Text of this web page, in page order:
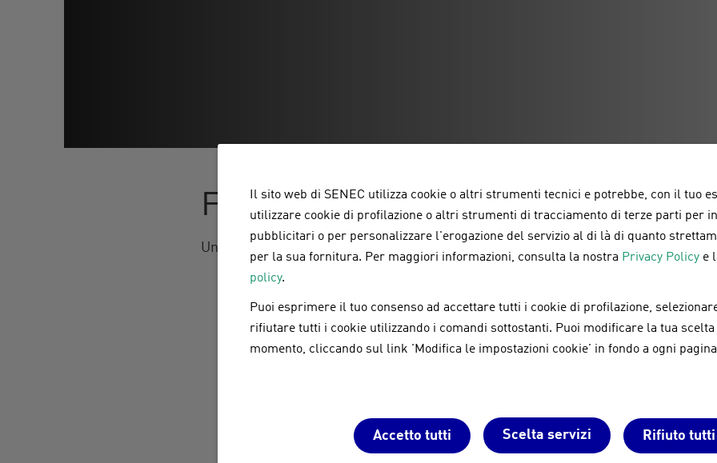
Il sito web di SENEC utilizza cookie o altri strumenti tecnici e potrebbe, con il tuo
utilizzare cookie di profilazione o altri strumenti di tracciamento di terze parti per
pubblicitari o per personalizzare l'erogazione del servizio al di là di quanto
per la sua fornitura. Per maggiori informazioni, consulta la nostra Privacy Policy e
policy.
Puoi esprimere il tuo consenso ad accettare tutti i cookie di profilazione,
rifiutare tutti i cookie utilizzando i comandi sottostanti. Puoi modificare la tua
momento, cliccando sul link 'Modifica le impostazioni cookie' in fondo a ogni
Scelta servizi Rifiuto tutti
Accetto tutti
Funzionamento inverter
Un inverter fotovoltaico svolge principalmente queste funzioni:
Converte la corrente continua in corrente alternata (DC in AC).
tetto dell’edificio catturano l’energia solare, generano corrente elettrica
La rete domestica però utilizza quella alternata (Alternating), per cui è
questa la funzione di base dell’inverter;
Grazie al sistema
Tracker), l’inverter consente di ottenere, in ogni istante, la massima
Rileva e segnala, anche da remoto tramite web o app, eventuali anomalie
risolte rapidamente;